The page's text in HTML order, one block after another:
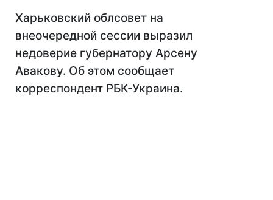
Харьковский облсовет на
внеочередной сессии выразил
недоверие губернатору Арсену
Авакову. Об этом сообщает
корреспондент РБК-Украина.